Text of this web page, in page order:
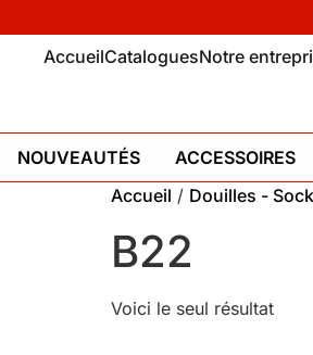
AccueilCataloguesNotre
NOUVEAUTÉS ACCESSOIRES
Accueil / Douilles -
B22
Voici le seul résultat